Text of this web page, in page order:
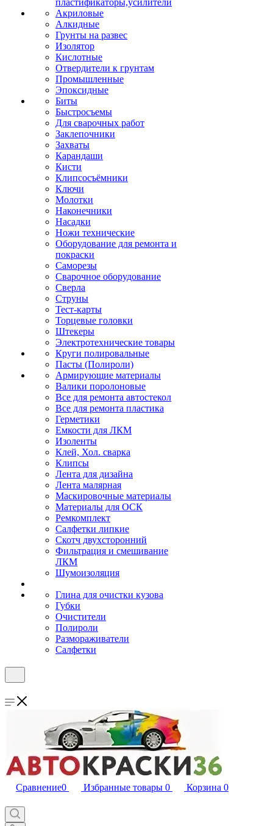
пластификаторы,усилители
Акриловые
Алкидные
Грунты на развес
Изолятор
Кислотные
Отвердители к грунтам
Промышленные
Эпоксидные
Биты
Быстросъемы
Для сварочных работ
Заклепочники
Захваты
Карандаши
Кисти
Клипсосъёмники
Ключи
Молотки
Наконечники
Насадки
Ножи технические
Оборудование для ремонта и
покраски
Саморезы
Сварочное оборудование
Сверла
Струны
Тест-карты
Торцевые головки
Штекеры
Электротехнические товары
Круги полировальные
Пасты (Полироли)
Армирующие материалы
Валики поролоновые
Все для ремонта автостекол
Все для ремонта пластика
Герметики
Емкости для ЛКМ
Изоленты
Клей, Хол. сварка
Клипсы
Лента для дизайна
Лента малярная
Маскировочные материалы
Материалы для ОСК
Ремкомплект
Салфетки липкие
Скотч двухсторонний
Фильтрация и смешивание
ЛКМ
Шумоизоляция
Глина для очистки кузова
Губки
Очистители
Полироли
Размораживатели
Салфетки
Сравнение0 Избранные товары 0 Корзина 0